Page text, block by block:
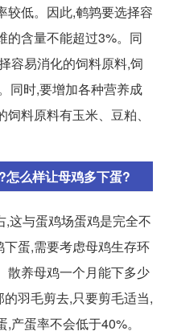
较低。因此,鹌鹑要选择容
的含量不能超过3%。同
容易消化的饲料原料,饲
同时,要增加各种营养成
料原料有玉米、豆粕、
怎么样让母鸡多下蛋?
这与蛋鸡场蛋鸡是完全不
蛋,需要考虑母鸡生存环
散养母鸡一个月能下多少
羽毛剪去,只要剪毛适当,
产蛋率不会低于40%。